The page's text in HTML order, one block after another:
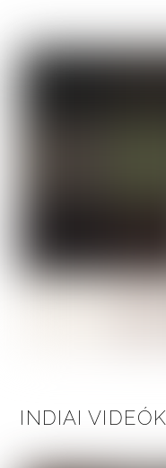
INDIAI VIDEÓK